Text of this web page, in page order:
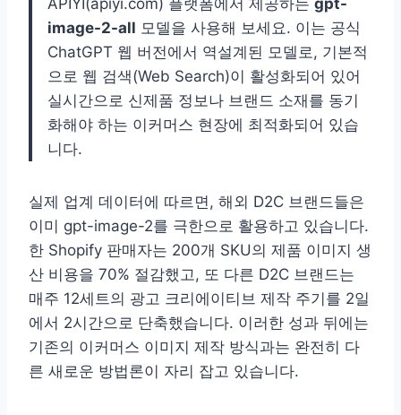
APIYI(apiyi.com) 플랫폼에서 제공하는 gpt-
image-2-all 모델을 사용해 보세요. 이는 공식
ChatGPT 웹 버전에서 역설계된 모델로, 기본적
으로 웹 검색(Web Search)이 활성화되어 있어
실시간으로 신제품 정보나 브랜드 소재를 동기
화해야 하는 이커머스 현장에 최적화되어 있습
니다.
실제 업계 데이터에 따르면, 해외 D2C 브랜드들은
이미 gpt-image-2를 극한으로 활용하고 있습니다.
한 Shopify 판매자는 200개 SKU의 제품 이미지 생
산 비용을 70% 절감했고, 또 다른 D2C 브랜드는
매주 12세트의 광고 크리에이티브 제작 주기를 2일
에서 2시간으로 단축했습니다. 이러한 성과 뒤에는
기존의 이커머스 이미지 제작 방식과는 완전히 다
른 새로운 방법론이 자리 잡고 있습니다.